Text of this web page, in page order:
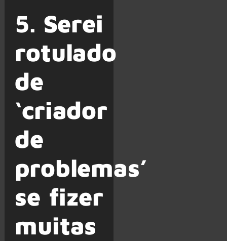
5. Serei
rotulado
de
‘criador
de
problemas’
se fizer
muitas